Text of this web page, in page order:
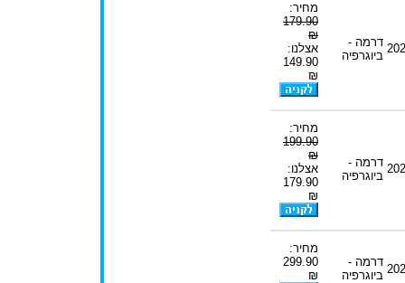
דרמה -
ביוגרפיה
מחיר:
179.90
₪
אצלנו:
149.90
₪
דרמה -
ביוגרפיה
מחיר:
199.90
₪
אצלנו:
179.90
₪
דרמה -
ביוגרפיה
מחיר:
299.90
₪